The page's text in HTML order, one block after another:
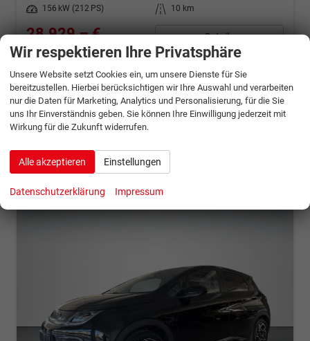
Leistung
156 kW (212 PS) Kilometerstand 10 km
28.929,– € Details
Energieverbrauch (gewichtet, kombiniert):
3,70 l/100km + 16,00 kWh/100km
Kraftstoffverbrauch bei entladener Batterie kombiniert:5,00
l/100km
Stromverbrauch bei rein elektrischem Betrieb kombiniert:
13,00 kWh/100km
Elektrische Reichweite (EAER):
CO -Klasse bei entladener Batterie:
CO2-Emissionen (gewichtet, kombiniert):
Wir respektieren Ihre Privatsphäre
Unsere Website setzt Cookies ein, um unsere Dienste für Sie
bereitzustellen. Hierbei berücksichtigen wir Ihre Auswahl und verarbeiten
nur die Daten für Marketing, Analytics und Personalisierung, für die Sie
uns Ihr Einverständnis geben. Sie können Ihre Einwilligung jederzeit mit
Wirkung für die Zukunft widerrufen.
Alle akzeptieren Einstellungen
Datenschutzerklärung Impressum